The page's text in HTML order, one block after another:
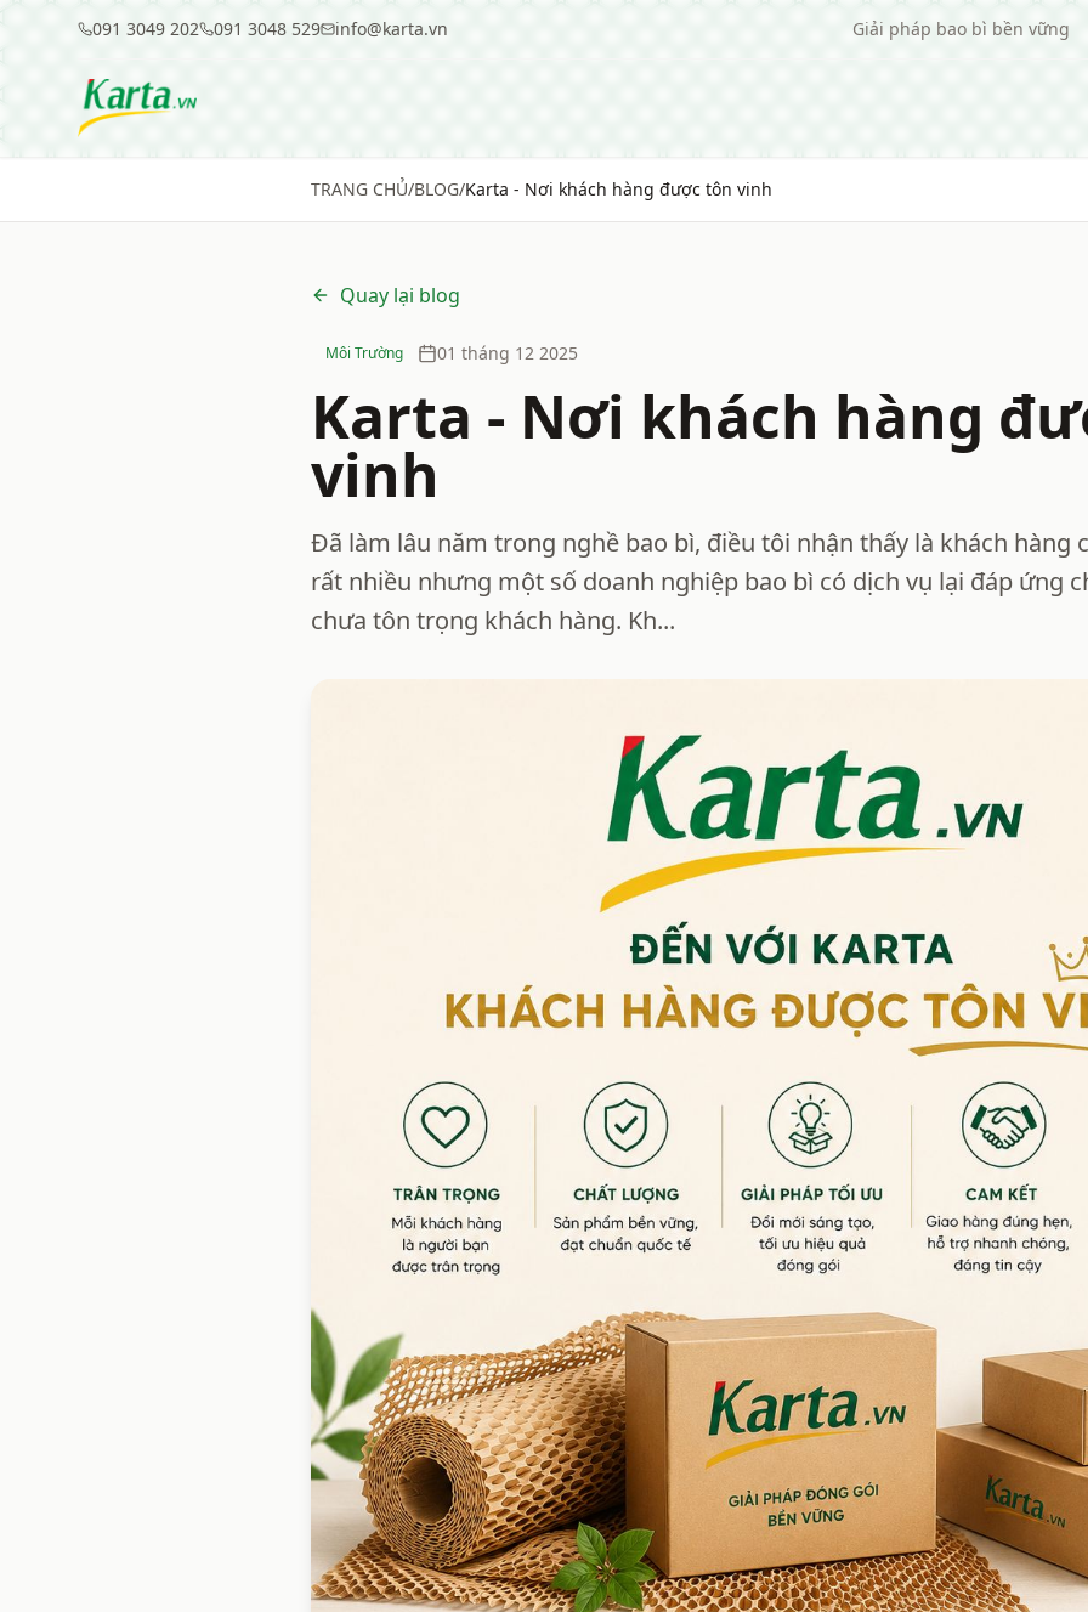
091 3049 202 091 3048 529 info@karta.vn Giải pháp bao bì bền vững
TRANG CHỦ/BLOG/Karta - Nơi khách hàng được tôn vinh
Quay lại blog
Môi Trường 01 tháng 12 2025
Karta - Nơi khách hàng
vinh
Đã làm lâu năm trong nghề bao bì, điều tôi nhận thấy là khách hàng
rất nhiều nhưng một số doanh nghiệp bao bì có dịch vụ lại đáp ứng
chưa tôn trọng khách hàng. Kh...